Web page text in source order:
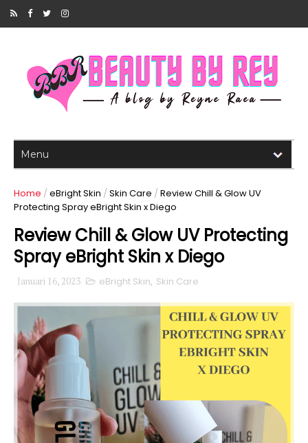
Home / eBright Skin / Skin Care / Review Chill & Glow UV
Protecting Spray eBright Skin x Diego
Review Chill & Glow UV Protecting
Spray eBright Skin x Diego
Januari 16, 2023 eBright Skin, Skin Care